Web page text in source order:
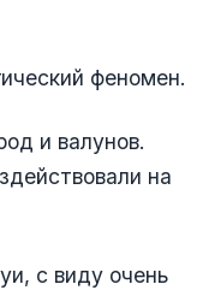
феномен.
и валунов.
на
с виду очень